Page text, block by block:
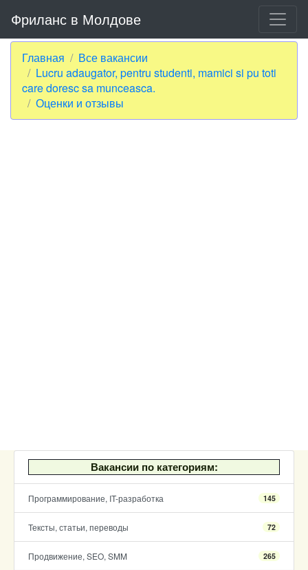
Фриланс в Молдове
Главная
Все вакансии
Lucru adaugator, pentru studenti, mamici si pu toti
care doresc sa munceasca.
Оценки и отзывы
Вакансии по категориям:
Программирование, IT-разработка 145
Тексты, статьи, переводы 72
Продвижение, SEO, SMM 265